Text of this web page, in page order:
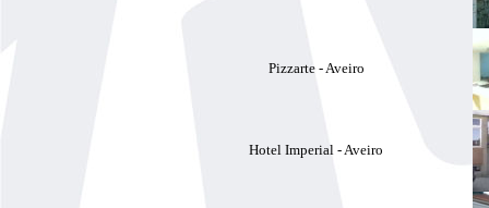
Pizzarte - Aveiro
Hotel Imperial - Aveiro